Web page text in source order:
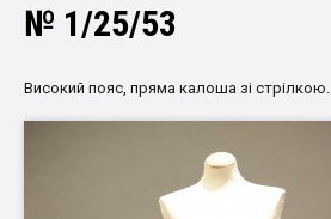
№ 1/25/53
Високий пояс, пряма калоша зі стрілкою.